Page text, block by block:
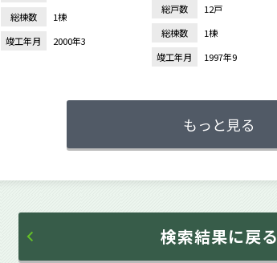
総棟数
1棟
竣工年月
2000年3
総戸数
12戸
総棟数
1棟
竣工年月
1997年9
もっと見る
検索結果に戻る